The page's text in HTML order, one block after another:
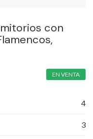
con
EN VENTA
4
3